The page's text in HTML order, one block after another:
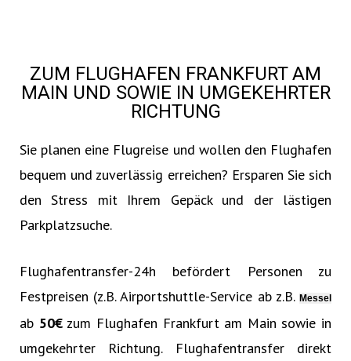
ZUM FLUGHAFEN FRANKFURT AM
MAIN UND SOWIE IN UMGEKEHRTER
RICHTUNG
Sie planen eine Flugreise und wollen den Flughafen
bequem und zuverlässig erreichen? Ersparen Sie sich
den Stress mit Ihrem Gepäck und der lästigen
Parkplatzsuche.
Flughafentransfer-24h befördert Personen zu
Festpreisen (z.B. Airportshuttle-Service ab z.B. Messel
ab 50€‎zum Flughafen Frankfurt am Main sowie in
umgekehrter Richtung. Flughafentransfer direkt